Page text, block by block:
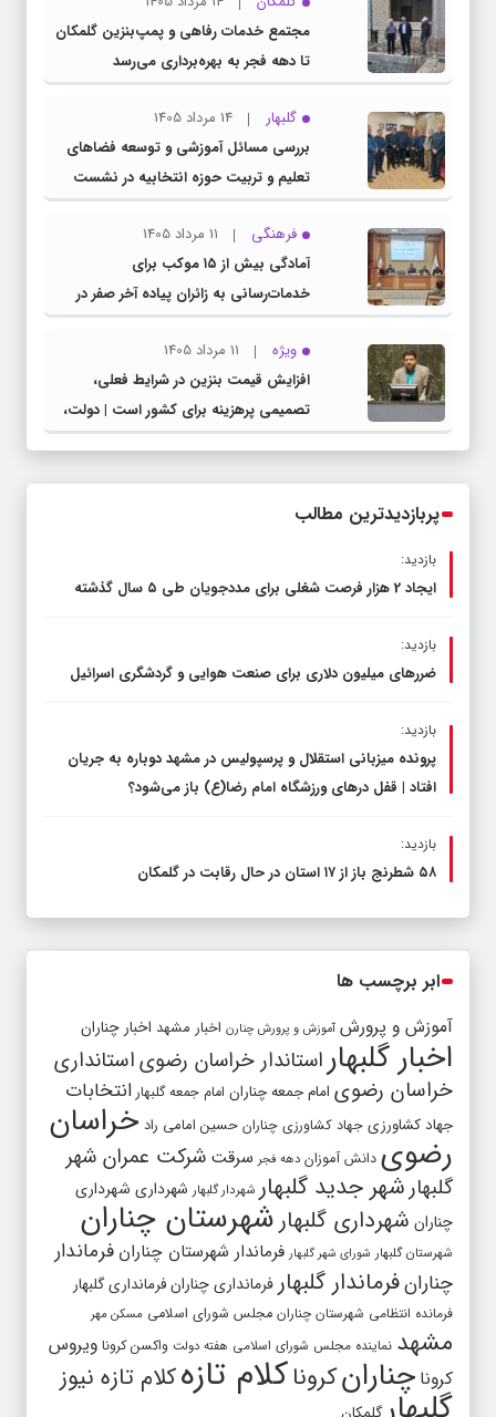
مجتمع خدمات رفاهی و پمپ‌بنزین گلمکان
تا دهه فجر به بهره‌برداری می‌رسد
گلبهار
14 مرداد 1405
بررسی مسائل آموزشی و توسعه فضاهای
تعلیم و تربیت حوزه انتخابیه در نشست
مشترک عضو کمیسیون آموزش مجلس با
مدیرکل آموزش و پرورش خراسان رضوی
فرهنگی
11 مرداد 1405
آمادگی بیش از ۱۵ موکب برای
خدمات‌رسانی به زائران پیاده آخر صفر در
شهرستان چناران
ویژه
11 مرداد 1405
افزایش قیمت بنزین در شرایط فعلی،
تصمیمی پرهزینه برای کشور است | دولت،
قاچاق سوخت و عوامل اصلی ناترازی را
پربازدیدترین مطالب
بازدید:
ایجاد 2 هزار فرصت شغلی برای مددجویان طی ۵ سال گذشته
بازدید:
ضررهای میلیون دلاری برای صنعت هوایی و گردشگری اسرائیل
بازدید:
پرونده میزبانی استقلال و پرسپولیس در مشهد دوباره به جریان
افتاد | قفل در‌های ورزشگاه امام رضا(ع) باز می‌شود؟
بازدید:
۵۸ شطرنج‌ باز از ۱۷ استان در حال رقابت در گلمکان
ابر برچسب ها
آموزش و پرورش آموزش و پرورش چنارن اخبار مشهد اخبار چناران
اخبار گلبهار استاندار خراسان رضویاستانداری
خراسان رضوی امام جمعه چناران امام جمعه گلبهار انتخابات
جهاد کشاورزی جهاد کشاورزی چناران حسین امامی راد خراسان
رضوی دانش آموزان دهه فجر سرقت شرکت عمران شهر
گلبهارشهر جدید گلبهار شهردار گلبهار شهرداری شهرداری
چناران شهرداری گلبهار شهرستان چناران
شهرستان گلبهار شورای شهر گلبهار فرماندار شهرستان چناران فرماندار
چنارانفرماندار گلبهار فرمانداری چنارانفرمانداری گلبهار
فرمانده انتظامی شهرستان چناران مجلس شورای اسلامی مسکن مهر
مشهد نماینده مجلس شورای اسلامی هفته دولت واکسن کرونا ویروس
کرونا چنارانکروناکلام تازهکلام تازه نیوز